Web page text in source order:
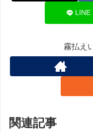
LINE
霧払え
関連記事